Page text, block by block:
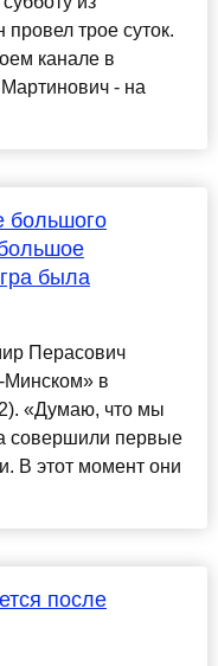
провел трое суток.
канале в
- на
большого
была
Перасович
Минском» в
«Думаю, что мы
совершили первые
В этот момент они
после